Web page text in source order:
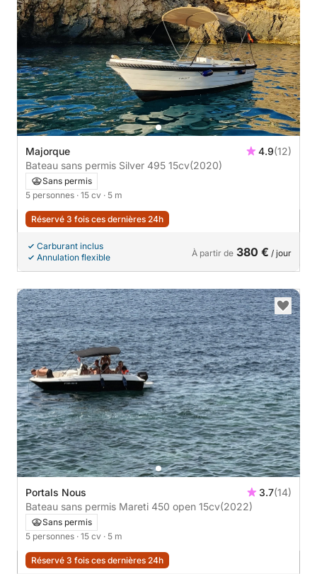
Majorque 4.9(12)
Bateau sans permis Silver 495 15cv(2020)
Sans permis
5 personnes · 15 cv · 5 m
Réservé 3 fois ces dernières 24h
Carburant inclus
Annulation flexible
À partir de 380 € / jour
Portals Nous 3.7(14)
Bateau sans permis Mareti 450 open 15cv(2022)
Sans permis
5 personnes · 15 cv · 5 m
Réservé 3 fois ces dernières 24h